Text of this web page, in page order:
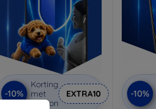
-10%
Korting
met
coupon
EXTRA10 -10%